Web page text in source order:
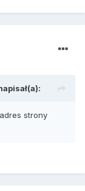
strony